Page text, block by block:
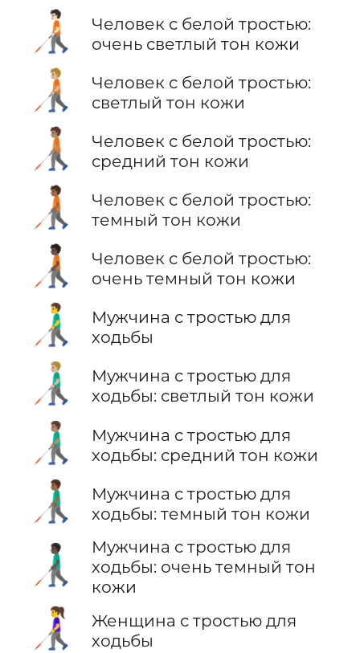
🧑🏻‍🦯
Человек с белой тростью:
очень светлый тон кожи
🧑🏼‍🦯
Человек с белой тростью:
светлый тон кожи
🧑🏽‍🦯
Человек с белой тростью:
средний тон кожи
🧑🏾‍🦯
Человек с белой тростью:
темный тон кожи
🧑🏿‍🦯
Человек с белой тростью:
очень темный тон кожи
👨‍🦯
Мужчина с тростью для
ходьбы
👨🏼‍🦯
Мужчина с тростью для
ходьбы: светлый тон кожи
👨🏽‍🦯
Мужчина с тростью для
ходьбы: средний тон кожи
👨🏾‍🦯
Мужчина с тростью для
ходьбы: темный тон кожи
👨🏿‍🦯
Мужчина с тростью для
ходьбы: очень темный тон
кожи
👩‍🦯
Женщина с тростью для
ходьбы